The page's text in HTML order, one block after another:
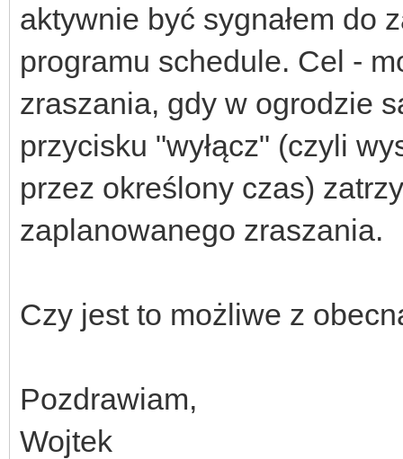
aktywnie być sygnałem do
programu schedule. Cel -
zraszania, gdy w ogrodzie
przycisku "wyłącz" (czyli
przez określony czas)
zaplanowanego zraszania.
Czy jest to możliwe z
Pozdrawiam,
Wojtek